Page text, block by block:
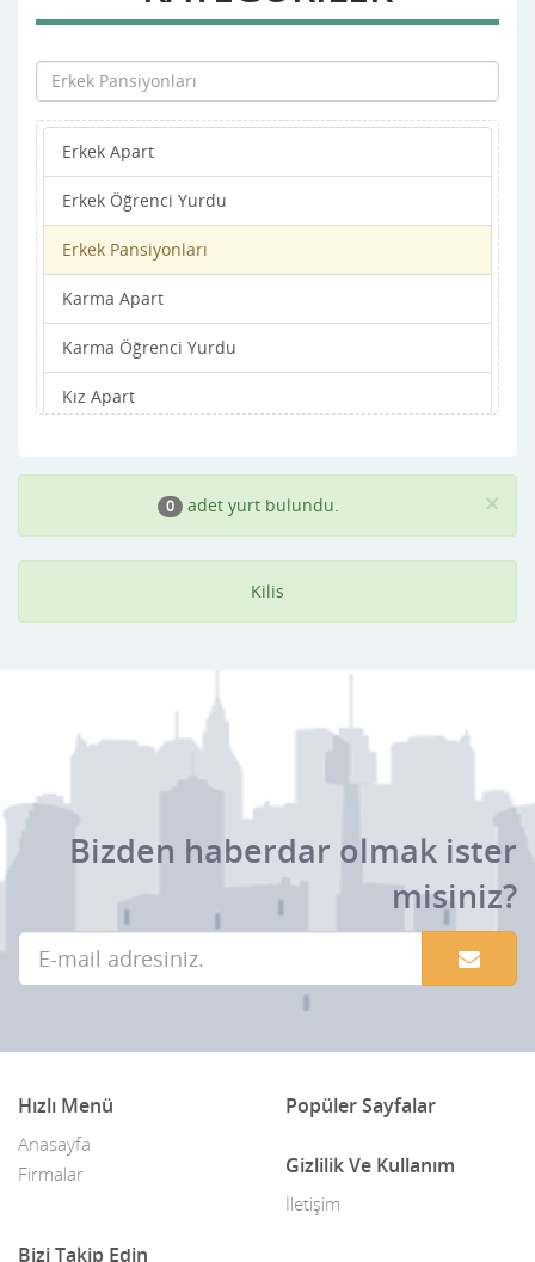
Erkek Apart
Erkek Öğrenci Yurdu
Erkek Pansiyonları
Karma Apart
Karma Öğrenci Yurdu
Kız Apart
Kız Pansiyonları ×
0 adet yurt bulundu.
Kilis
Bizden haberdar olmak ister
misiniz?
Hızlı Menü
Anasayfa
Firmalar
Popüler Sayfalar
Gizlilik Ve Kullanım
İletişim
Bizi Takip Edin